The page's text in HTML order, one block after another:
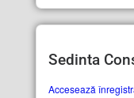
Sedinta
Accesează